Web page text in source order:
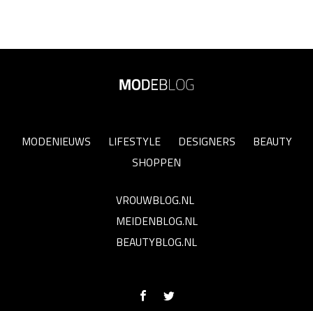
MODENIEUWS LIFESTYLE DESIGNERS
BEAUTY
SHOPPEN
VROUWBLOG.NL
MEIDENBLOG.NL
BEAUTYBLOG.NL